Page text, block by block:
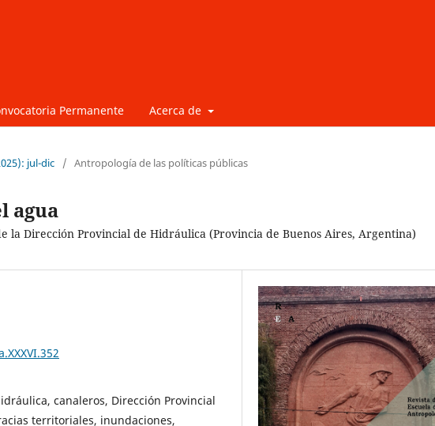
Permanente Acerca de
jul-dic / Antropología de las políticas públicas
agua
la Dirección Provincial de Hidráulica (Provincia de Buenos Aires, Argentina)
canaleros, Dirección Provincial
territoriales, inundaciones,